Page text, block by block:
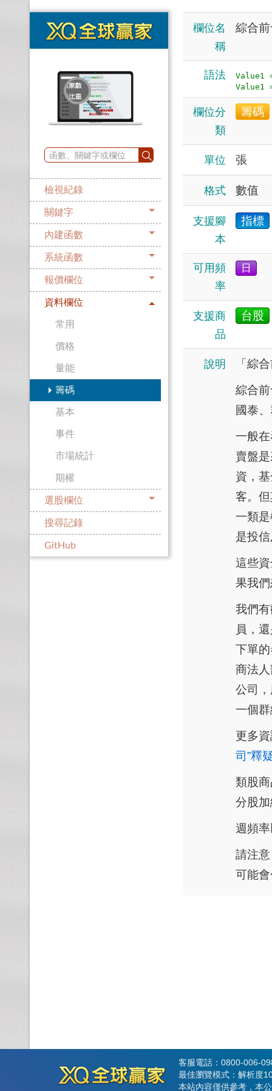
檢視紀錄
關鍵字
內建函數
系統函數
報價欄位
資料欄位
常用
價格
量能
籌碼
基本
事件
市場統計
期權
選股欄位
搜尋記錄
GitHub
欄位名
稱
綜合
語法 Value1
欄位分
類
籌碼
單位 張
格式 數值
支援腳
本
指標
可用頻
率
日
支援商
品
台股
說明 「綜
綜合
國泰
一般
賣盤
資，
客。
一類
是投
這些
果我
我們
員，
下單
商法
公司
一個
更多
司”釋
類股
分股
週頻
請注
可能
客服電話：0800-006-
最佳瀏覽模式：解析度
本站內容僅供參考，本